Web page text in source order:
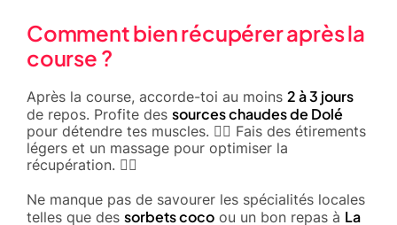
Comment bien récupérer après la
course ?
Après la course, accorde-toi au moins 2 à 3 jours
de repos. Profite des sources chaudes de Dolé
pour détendre tes muscles. 💆‍♂️ Fais des étirements
légers et un massage pour optimiser la
récupération. 🧘‍♀️
Ne manque pas de savourer les spécialités locales
telles que des sorbets coco ou un bon repas à La